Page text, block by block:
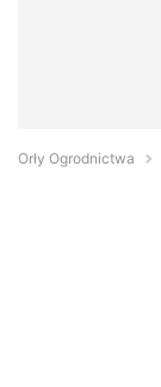
Orły Ogrodnictwa